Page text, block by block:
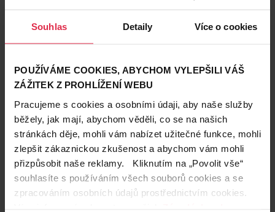
Souhlas Detaily Více o cookies
POUŽÍVÁME COOKIES, ABYCHOM VYLEPŠILI VÁŠ
ZÁŽITEK Z PROHLÍŽENÍ WEBU
Pracujeme s cookies a osobními údaji, aby naše služby
běžely, jak mají, abychom věděli, co se na našich
stránkách děje, mohli vám nabízet užitečné funkce, mohli
zlepšit zákaznickou zkušenost a abychom vám mohli
přizpůsobit naše reklamy. Kliknutím na „Povolit vše“
souhlasíte s používáním všech souborů cookies a se
zpracováním osobních údajů prostřednictvím cookies.
Zákazníci také často nakupují